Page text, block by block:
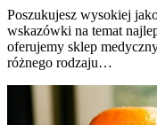
Poszukujesz wysokiej
wskazówki na temat
oferujemy sklep
różnego rodzaju…